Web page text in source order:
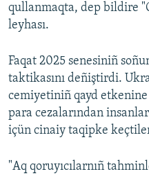
qullanmaqta, dep bildire
leyhası.
Faqat 2025 senesiniñ
taktikasını deñiştirdi.
cemiyetiniñ qayd
para cezalarından
içün cinaiy taqipke
"Aq qoruyıcılarnıñ